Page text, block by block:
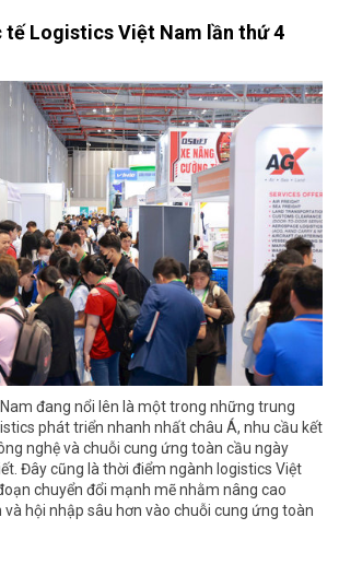
tế Logistics Việt Nam lần thứ 4
đang nổi lên là một trong những trung
phát triển nhanh nhất châu Á, nhu cầu kết
nghệ và chuỗi cung ứng toàn cầu ngày
Đây cũng là thời điểm ngành logistics Việt
chuyển đổi mạnh mẽ nhằm nâng cao
hội nhập sâu hơn vào chuỗi cung ứng toàn